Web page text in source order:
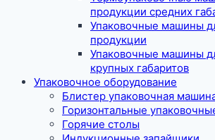
продукции средних
Упаковочные машины
продукции
Упаковочные машины
крупных габаритов
Упаковочное оборудование
Блистер упаковочная
Горизонтальные
Горячие столы